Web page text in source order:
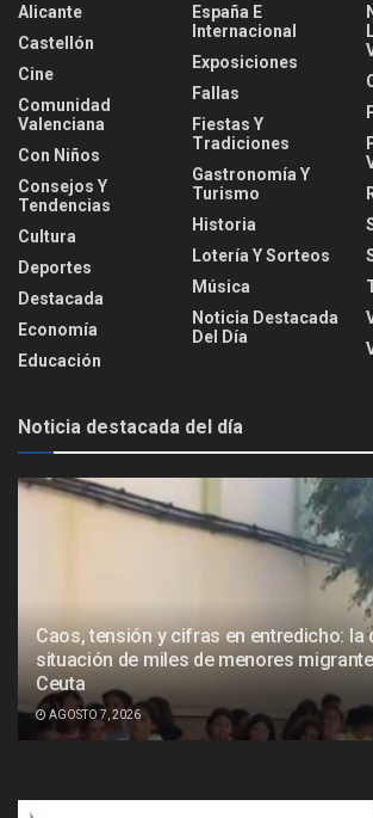
Alicante
Castellón
Cine
Comunidad
Valenciana
Con Niños
Consejos Y
Tendencias
Cultura
Deportes
Destacada
Economía
Educación
España E
Internacional
Exposiciones
Fallas
Fiestas Y
Tradiciones
Gastronomía Y
Turismo
Historia
Lotería Y Sorteos
Música
Noticia Destacada
Del Día
Noticia destacada del día
Caos, tensión y cifras en entredicho: la
situación de miles de menores
Ceuta
AGOSTO 7, 2026